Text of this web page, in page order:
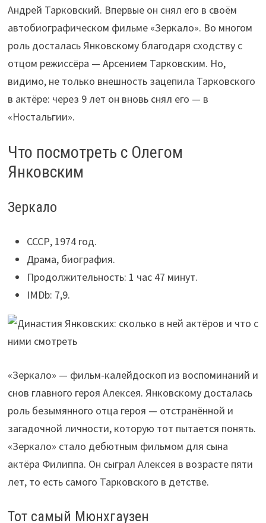
Андрей Тарковский. Впервые он снял его в своём
автобиографическом фильме «Зеркало». Во многом
роль досталась Янковскому благодаря сходству с
отцом режиссёра — Арсением Тарковским. Но,
видимо, не только внешность зацепила Тарковского
в актёре: через 9 лет он вновь снял его — в
«Ностальгии».
Что посмотреть с Олегом
Янковским
Зеркало
СССР, 1974 год.
Драма, биография.
Продолжительность: 1 час 47 минут.
IMDb: 7,9.
«Зеркало» — фильм-калейдоскоп из воспоминаний и
снов главного героя Алексея. Янковскому досталась
роль безымянного отца героя — отстранённой и
загадочной личности, которую тот пытается понять.
«Зеркало» стало дебютным фильмом для сына
актёра Филиппа. Он сыграл Алексея в возрасте пяти
лет, то есть самого Тарковского в детстве.
Тот самый Мюнхгаузен